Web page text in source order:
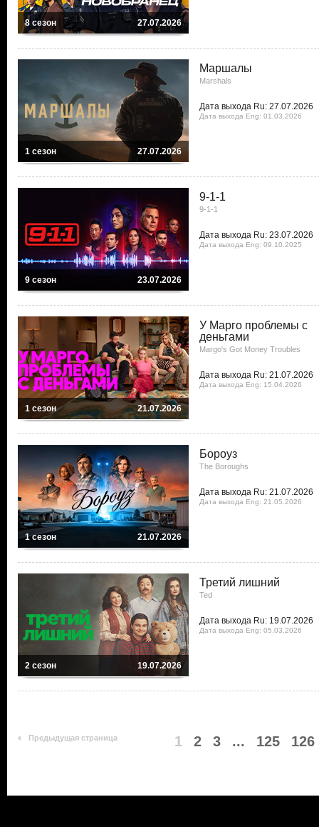
8 сезон 27.07.2026
1 сезон 27.07.2026
Маршалы
Marshals
Дата выхода Ru: 27.07.2026
Дата выхода Eng: 01.03.2026
9 сезон 23.07.2026
9-1-1
9-1-1
Дата выхода Ru: 23.07.2026
Дата выхода Eng: 09.10.2025
1 сезон 21.07.2026
У Марго проблемы с
деньгами
Margo's Got Money Troubles
Дата выхода Ru: 21.07.2026
Дата выхода Eng: 15.04.2026
1 сезон 21.07.2026
Бороуз
The Boroughs
Дата выхода Ru: 21.07.2026
Дата выхода Eng: 21.05.2026
2 сезон 19.07.2026
Третий лишний
Ted
Дата выхода Ru: 19.07.2026
Дата выхода Eng: 05.03.2026
Предыдущая страница 1 2 3 ... 125 126